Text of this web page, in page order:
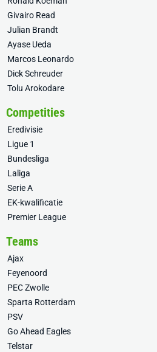
Givairo Read
Julian Brandt
Ayase Ueda
Marcos Leonardo
Dick Schreuder
Tolu Arokodare
Competities
Eredivisie
Ligue 1
Bundesliga
Laliga
Serie A
EK-kwalificatie
Premier League
Teams
Ajax
Feyenoord
PEC Zwolle
Sparta Rotterdam
PSV
Go Ahead Eagles
Telstar